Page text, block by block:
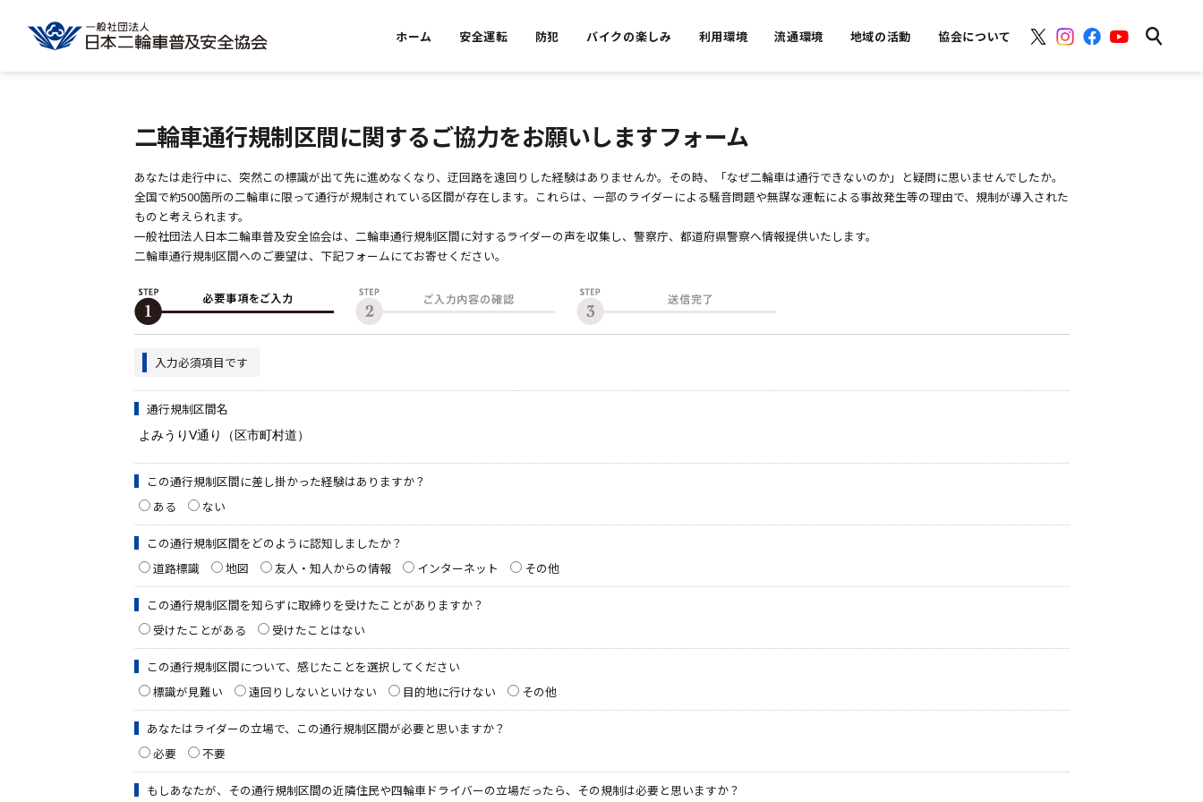
ホーム 安全運転 防犯 バイクの楽しみ 利用環境 流通環境 地域の活動 協会について
二輪車通行規制区間に関するご協力をお願いしますフォーム
あなたは走行中に、突然この標識が出て先に進めなくなり、迂回路を遠回りした経験はありませんか。その時、「なぜ二輪車は通行できないのか」と疑問に思いませんでしたか。
全国で約500箇所の二輪車に限って通行が規制されている区間が存在します。これらは、一部のライダーによる騒音問題や無謀な運転による事故発生等の理由で、規制が導入された
ものと考えられます。
一般社団法人日本二輪車普及安全協会は、二輪車通行規制区間に対するライダーの声を収集し、警察庁、都道府県警察へ情報提供いたします。
二輪車通行規制区間へのご要望は、下記フォームにてお寄せください。
入力必須項目です
通行規制区間名
この通行規制区間に差し掛かった経験はありますか？
ある
ない
この通行規制区間をどのように認知しましたか？
道路標識
地図 友人・知人からの情報 インターネット その他
この通行規制区間を知らずに取締りを受けたことがありますか？
受けたことがある
受けたことはない
この通行規制区間について、感じたことを選択してください
標識が見難い
遠回りしないといけない 目的地に行けない その他
あなたはライダーの立場で、この通行規制区間が必要と思いますか？
必要
不要
もしあなたが、その通行規制区間の近隣住民や四輪車ドライバーの立場だったら、その規制は必要と思いますか？